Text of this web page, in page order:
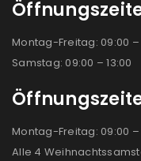
Montag-Freitag: 09:00 –
Samstag: 09:00 – 13:00
Montag-Freitag: 09:00 –
Alle 4